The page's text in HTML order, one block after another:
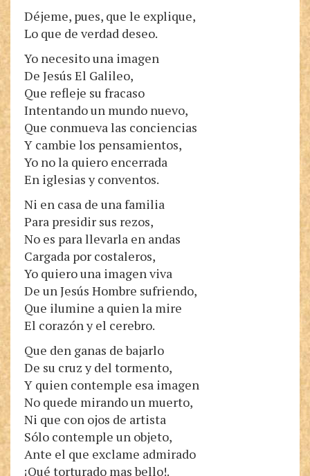
Déjeme, pues, que le explique,
Lo que de verdad deseo.
Yo necesito una imagen
De Jesús El Galileo,
Que refleje su fracaso
Intentando un mundo nuevo,
Que conmueva las conciencias
Y cambie los pensamientos,
Yo no la quiero encerrada
En iglesias y conventos.
Ni en casa de una familia
Para presidir sus rezos,
No es para llevarla en andas
Cargada por costaleros,
Yo quiero una imagen viva
De un Jesús Hombre sufriendo,
Que ilumine a quien la mire
El corazón y el cerebro.
Que den ganas de bajarlo
De su cruz y del tormento,
Y quien contemple esa imagen
No quede mirando un muerto,
Ni que con ojos de artista
Sólo contemple un objeto,
Ante el que exclame admirado
¡Qué torturado mas bello!.